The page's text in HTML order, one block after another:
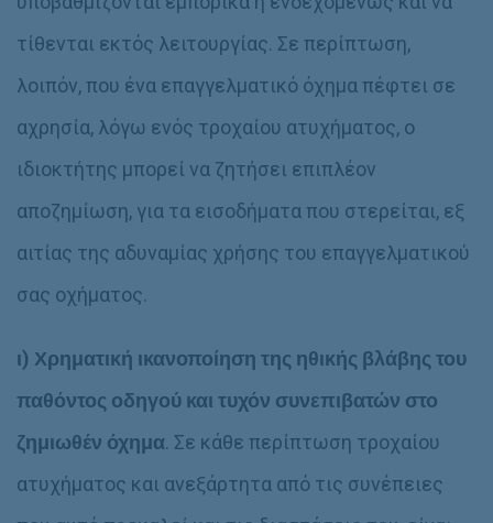
τίθενται εκτός λειτουργίας. Σε περίπτωση,
λοιπόν, που ένα επαγγελματικό όχημα πέφτει σε
αχρησία, λόγω ενός τροχαίου ατυχήματος, ο
ιδιοκτήτης μπορεί να ζητήσει επιπλέον
αποζημίωση, για τα εισοδήματα που στερείται, εξ
αιτίας της αδυναμίας χρήσης του επαγγελματικού
σας οχήματος.
ι) Χρηματική ικανοποίηση της ηθικής βλάβης του
παθόντος οδηγού και τυχόν συνεπιβατών στο
ζημιωθέν όχημα. Σε κάθε περίπτωση τροχαίου
ατυχήματος και ανεξάρτητα από τις συνέπειες